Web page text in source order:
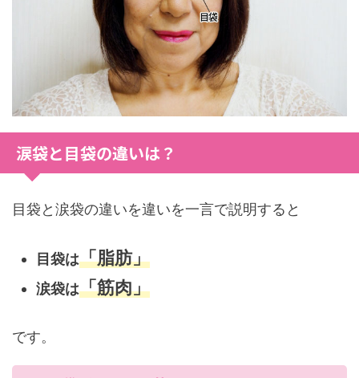
涙袋と目袋の違いは？
目袋と涙袋の違いを違いを一言で説明すると
目袋は「脂肪」
涙袋は「筋肉」
です。